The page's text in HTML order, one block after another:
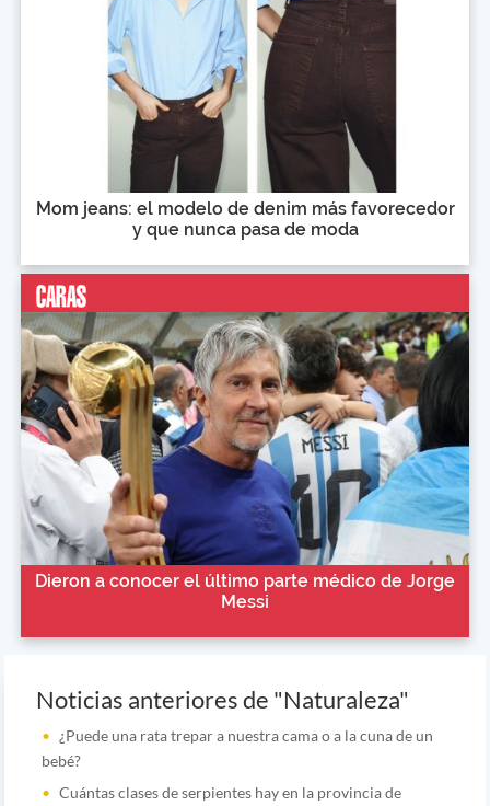
Mom jeans: el modelo de denim más favorecedor
y que nunca pasa de moda
Dieron a conocer el último parte médico de Jorge
Messi
Noticias anteriores de "Naturaleza"
¿Puede una rata trepar a nuestra cama o a la cuna de un
bebé?
Cuántas clases de serpientes hay en la provincia de